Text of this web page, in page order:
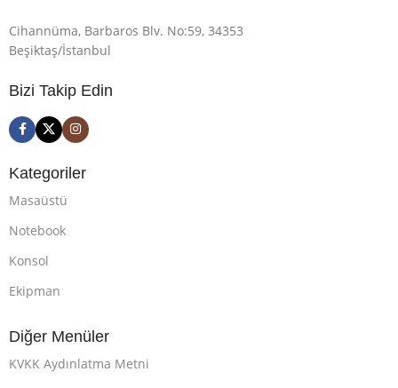
Cihannüma, Barbaros Blv. No:59, 34353
Beşiktaş/İstanbul
Bizi Takip Edin
Kategoriler
Masaüstü
Notebook
Konsol
Ekipman
Diğer Menüler
KVKK Aydınlatma Metni